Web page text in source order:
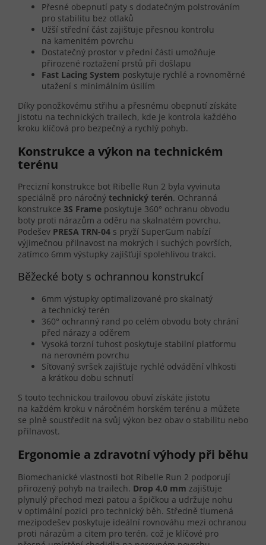
Přesné obepnutí paty s dodatečným polstrováním
pro stabilitu bez otlaků
Užší střední část zajišťuje přesnou kontrolu
na kamenitém povrchu
Dostatečný prostor v přední části umožňuje
přirozené roztažení prstů při došlapu
Fast Lacing System poskytuje rychlé a rovnoměrné
utažení s minimálním úsilím
Díky ponožkovému střihu a přesnému obepnutí získáte
jistotu na technických trailech, kde je kontrola každého
kroku klíčová pro bezpečný a rychlý pohyb.
Konstrukce a výkon na technickém
terénu
Precizní konstrukce bot Ribelle Run 2 byla vyvinuta
speciálně pro náročný technický terén. Ochranná
konstrukce 3S Frame poskytuje 360° ochranu obvodu
boty proti nárazům a oděru na skalnatém povrchu.
Podešev PRESA TRN-04 s pryží SuperGum nabízí
výjimečnou přilnavost na mokrých i suchých površích,
zatímco 6mm výstupky zajišťují spolehlivou trakci.
Běžecké boty s ochrannou konstrukcí
6mm výstupky optimalizované pro skalnatý
a technický terén
360° ochranný rand po celém obvodu boty chrání
před nárazy a oděrem
Vysoká torzní tuhost poskytuje stabilní platformu
na nerovném povrchu
Síťovaný svršek zajišťuje rychlé odvádění vlhkosti
a krátkou dobu schnutí
S touto technickou trailovou obuví získáte jistotu
na každém kroku v náročném horském terénu a můžete
se plně soustředit na svůj výkon bez obav o stabilitu nebo
přilnavost.
Ergonomie a zdravotní výhody při běhu
Biomechanické vlastnosti bot Ribelle Run 2 podporují
přirozený pohyb na trailech. Drop 4,0 mm zajišťuje
plynulý přechod mezi patou a špičkou a udržuje nohu
v optimální pozici pro technický běh. Středně tlumená
mezipodešev poskytuje ideální rovnováhu mezi ochranou
proti nárazům a citem pro terén, což je klíčové pro